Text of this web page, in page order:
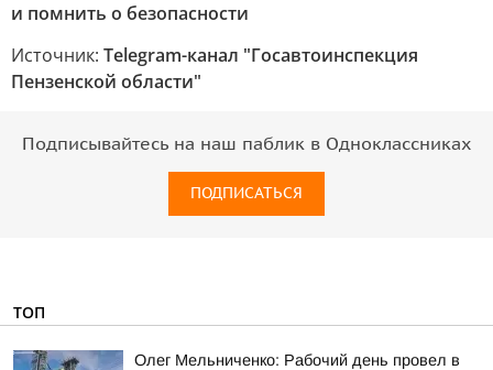
и помнить о безопасности
Источник: Telegram-канал "Госавтоинспекция
Пензенской области"
Подписывайтесь на наш паблик в Одноклассниках
ПОДПИСАТЬСЯ
ТОП
Олег Мельниченко: Рабочий день провел в